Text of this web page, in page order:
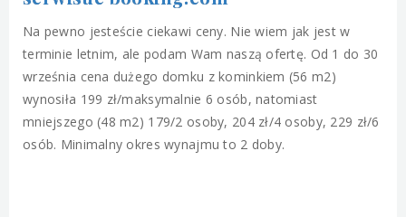
Na pewno jesteście ciekawi ceny. Nie wiem jak jest w
terminie letnim, ale podam Wam naszą ofertę. Od 1 do 30
września cena dużego domku z kominkiem (56 m2)
wynosiła 199 zł/maksymalnie 6 osób, natomiast
mniejszego (48 m2) 179/2 osoby, 204 zł/4 osoby, 229 zł/6
osób. Minimalny okres wynajmu to 2 doby.